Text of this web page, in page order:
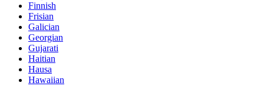
Finnish
Frisian
Galician
Georgian
Gujarati
Haitian
Hausa
Hawaiian